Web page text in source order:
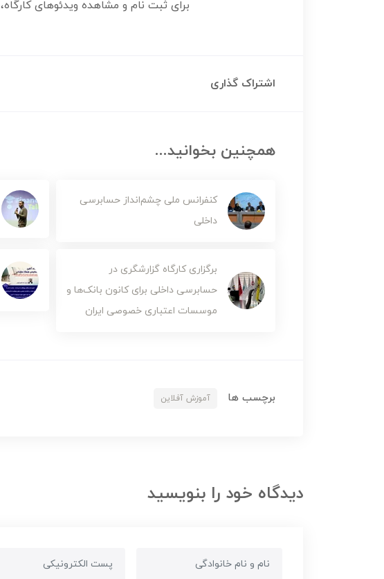
برای ثبت نام و مشاهده ویدئوهای کارگاه،
اشتراک گذاری
همچنین بخوانید...
کنفرانس ملی چشم‌انداز حسابرسی
داخلی
برگزاری کارگاه گزارشگری در
حسابرسی داخلی برای کانون بانک‌ها و
موسسات اعتباری خصوصی ایران
برچسب ها آموزش آفلاین
دیدگاه خود را بنویسید